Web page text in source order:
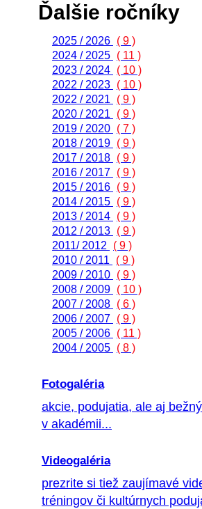
Ďalšie ročníky
2025 / 2026 ( 9 )
2024 / 2025 ( 11 )
2023 / 2024 ( 10 )
2022 / 2023 ( 10 )
2022 / 2021
( 9 )
2020 / 2021
( 9 )
2019 / 2020 ( 7 )
2018 / 2019 ( 9 )
2017 / 2018 ( 9 )
2016 / 2017 ( 9 )
2015 / 2016 ( 9 )
2014 / 2015 ( 9 )
2013 / 2014 ( 9 )
2012 / 2013 ( 9 )
2011/ 2012
( 9 )
2010 / 2011
( 9 )
2009 / 2010 ( 9 )
2008 / 2009 ( 10 )
2007 / 2008 ( 6 )
2006 / 2007 ( 9 )
2005 / 2006 ( 11 )
2004 / 2005 ( 8 )
Fotogaléria
akcie, podujatia, ale aj
v akadémii...
Videogaléria
prezrite si tiež zaujímavé
tréningov či kultúrnych